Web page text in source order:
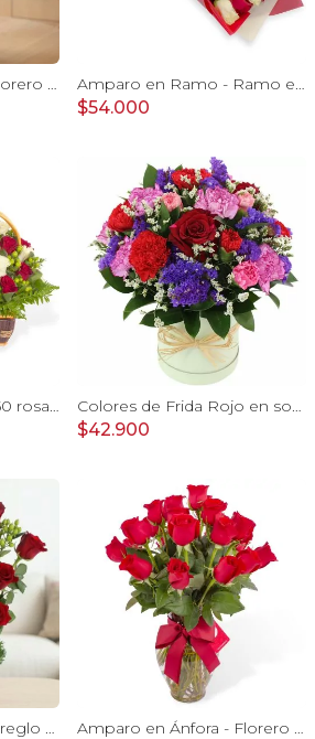
Amparo en Ánfora - Florero 12 rosas ecuatorianas rojo Amparo en Ramo - Ramo extendido 18 rosas blanco y rojo
$54.000
Antonia en canasto - 50 rosas rojo y blanco e hypericum Colores de Frida Rojo en sombrerero - Arreglo floral con rosas, claveles, estate y limonium
$42.900
Jardín Rosas Rojo - Arreglo con 12 rosas rojo e hypericum Amparo en Ánfora - Florero 24 rosas ecuatorianas rojo